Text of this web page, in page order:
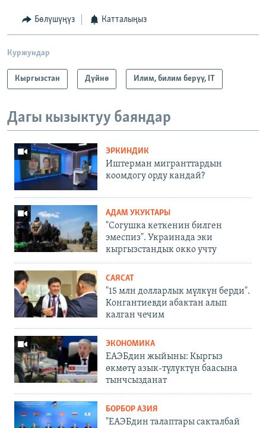
Бөлүшүңүз Катталыңыз
Куржундар
Кыргызстан Дүйнө Илим, билим берүү, IT
Дагы кызыктуу баяндар
ЭРКИНДИК
Иштерман мигранттардын
коомдогу орду кандай?
АДАМ УКУКТАРЫ
"Согушка кеткенин билген
эмеспиз". Украинада эки
кыргызстандык окко учту
САЯСАТ
"15 млн долларлык мүлкүн берди".
Конгантиевди абактан алып
калган чечим
ЭКОНОМИКА
ЕАЭБдин жыйыны: Кыргыз
өкмөтү азык-түлүктүн баасына
тынчсызданат
БОРБОР АЗИЯ
"ЕАЭБдин талаптары сакталбай